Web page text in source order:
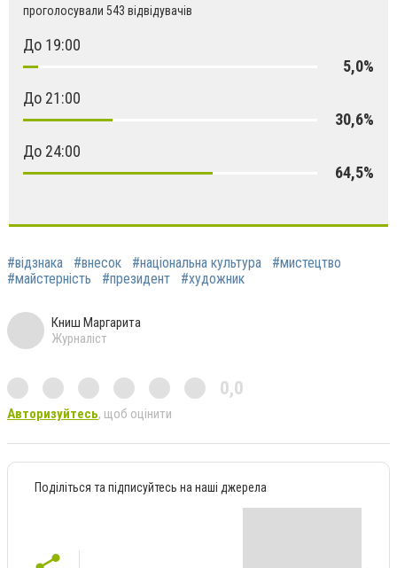
проголосували 543 відвідувачів
До 19:00
5,0%
До 21:00
30,6%
До 24:00
64,5%
#відзнака #внесок #національна культура
#мистецтво
#майстерність
#президент #художник
Книш Маргарита
Журналіст
0,0
Авторизуйтесь, щоб оцінити
Поділіться та підписуйтесь на наші джерела